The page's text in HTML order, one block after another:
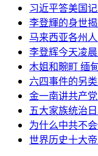
习近平答美国
李登輝的身世
马来西亚各州
李登辉今天凌
木姐和畹町 缅
六四事件的另
金一南讲共产
五大家族统治
为什么中共不
世界历史十大